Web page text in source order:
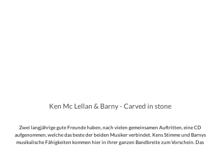
Ken Mc Lellan & Barny - Carved in stone
Zwei langjährige gute Freunde haben, nach vielen gemeinsamen Auftritten, eine CD
aufgenommen, welche das beste der beiden Musiker verbindet. Kens Stimme und Barnys
musikalische Fähigkeiten kommen hier in ihrer ganzen Bandbreite zum Vorschein. Das